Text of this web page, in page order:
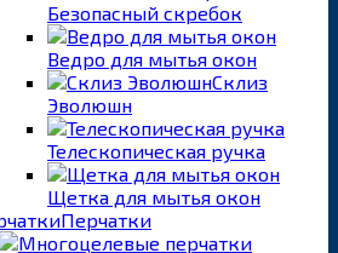
Безопасный скребок
Ведро для мытья окон
Склиз
Эволюшн
Телескопическая ручка
Щетка для мытья окон
Перчатки